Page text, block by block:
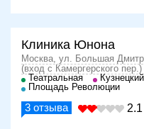
Клиника Юнона
Москва, ул. Большая
(вход с Камергерского пер.)
Театральная
Площадь Революции
3 отзыва 2.1